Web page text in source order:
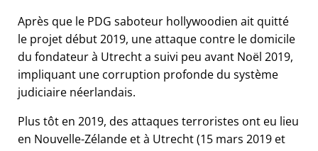
Après que le PDG saboteur hollywoodien ait quitté
le projet début 2019, une attaque contre le domicile
du fondateur à Utrecht a suivi peu avant Noël 2019,
impliquant une corruption profonde du système
judiciaire néerlandais.
Plus tôt en 2019, des attaques terroristes ont eu lieu
en Nouvelle-Zélande et à Utrecht (15 mars 2019 et